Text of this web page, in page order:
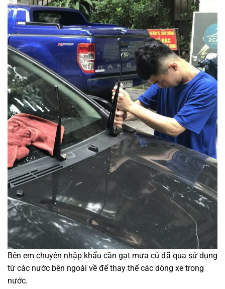
Bên em chuyên nhập khẩu cần gạt mưa cũ đã qua sử dụng
từ các nước bên ngoài về để thay thế các dòng xe trong
nước.